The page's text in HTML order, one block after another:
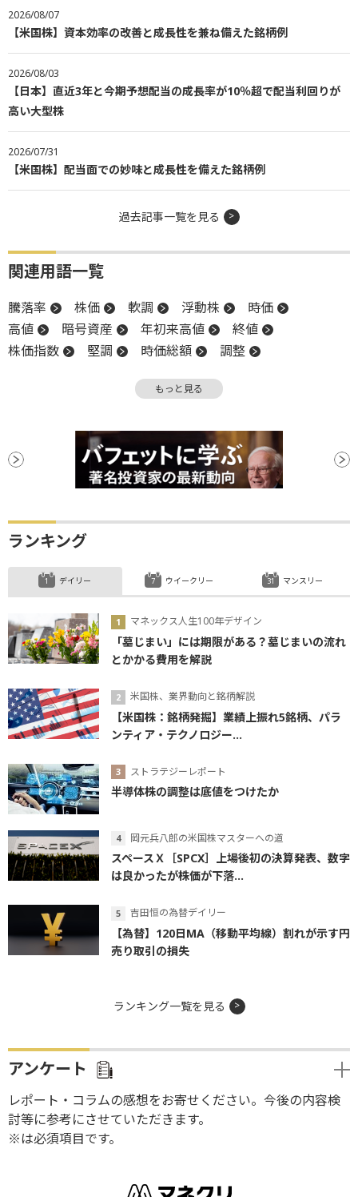
2026/08/07
【米国株】資本効率の改善と成長性を兼ね備えた銘柄例
2026/08/03
【日本】直近3年と今期予想配当の成長率が10％超で配当利回りが
高い大型株
2026/07/31
【米国株】配当面での妙味と成長性を備えた銘柄例
過去記事一覧を見る
関連用語一覧
騰落率 株価 軟調 浮動株
時価
高値
暗号資産 年初来高値
終値
株価指数
堅調 時価総額
調整
もっと見る
ランキング
デイリー
マネックス人生100年デザイン
「墓じまい」には期限がある？墓じまいの流れ
とかかる費用を解説
米国株、業界動向と銘柄解説
【米国株：銘柄発掘】業績上振れ5銘柄、パラ
ンティア・テクノロジー...
ストラテジーレポート
半導体株の調整は底値をつけたか
岡元兵八郎の米国株マスターへの道
スペースＸ［SPCX］上場後初の決算発表、数字
は良かったが株価が下落...
吉田恒の為替デイリー
【為替】120日MA（移動平均線）割れが示す円
売り取引の損失
ウイークリー マンスリー
ランキング一覧を見る
アンケート
レポート・コラムの感想をお寄せください。今後の内容検
討等に参考にさせていただきます。
※は必須項目です。